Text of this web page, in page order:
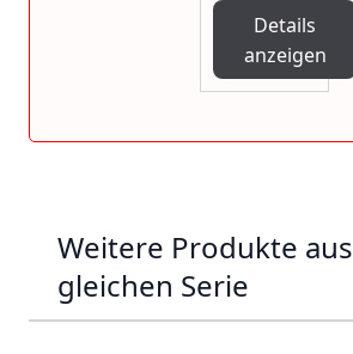
Details
anzeigen
Weitere Produkte
gleichen Serie